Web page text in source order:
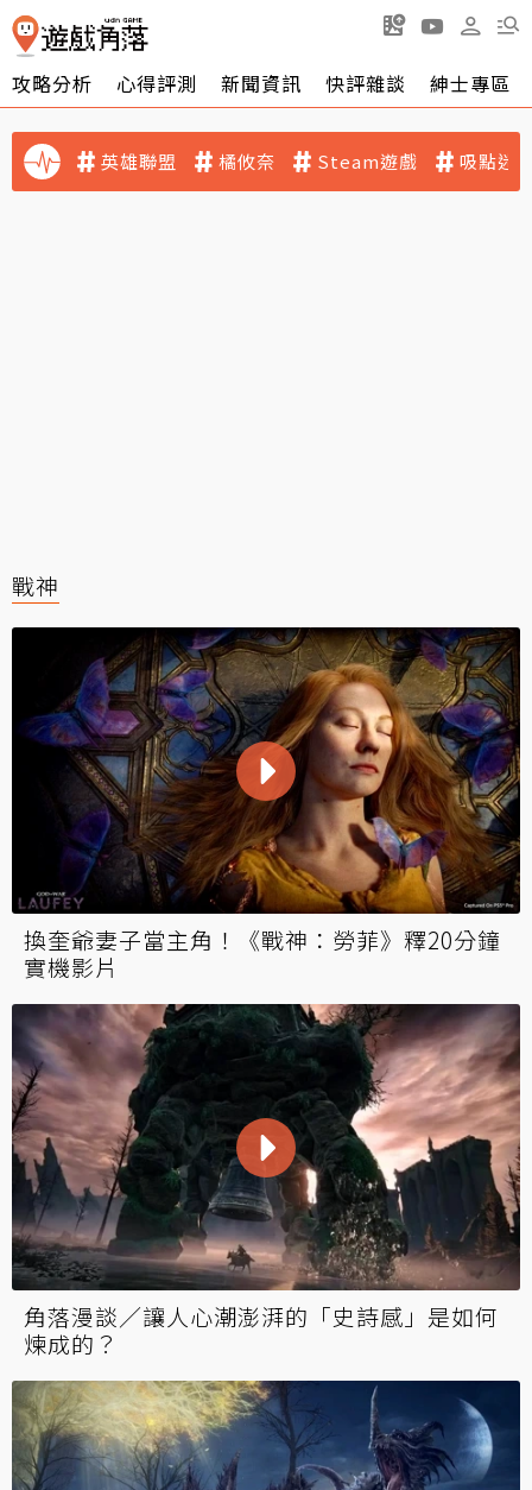
攻略分析 心得評測 新聞資訊 快評雜談 紳士專區
英雄聯盟 橘攸奈 Steam遊戲 吸點迷
戰神
換奎爺妻子當主角！《戰神：勞菲》釋20分鐘
實機影片
角落漫談／讓人心潮澎湃的「史詩感」是如何
煉成的？